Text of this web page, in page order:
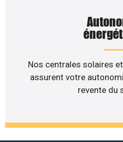
Nos centrales solaires
assurent votre
revente du